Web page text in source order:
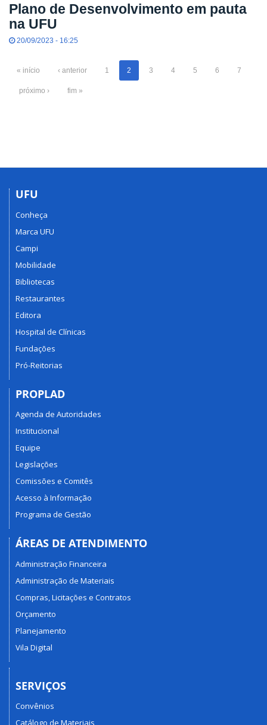
Plano de Desenvolvimento em pauta
na UFU
20/09/2023 - 16:25
« início ‹ anterior 1 2 3 4 5 6 7
próximo › fim »
UFU
Conheça
Marca UFU
Campi
Mobilidade
Bibliotecas
Restaurantes
Editora
Hospital de Clínicas
Fundações
Pró-Reitorias
PROPLAD
Agenda de Autoridades
Institucional
Equipe
Legislações
Comissões e Comitês
Acesso à Informação
Programa de Gestão
ÁREAS DE ATENDIMENTO
Administração Financeira
Administração de Materiais
Compras, Licitações e Contratos
Orçamento
Planejamento
Vila Digital
SERVIÇOS
Convênios
Catálogo de Materiais